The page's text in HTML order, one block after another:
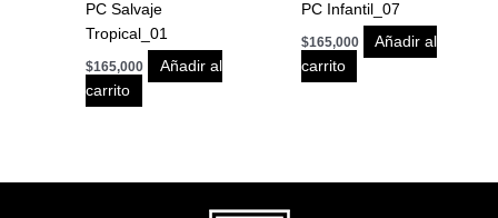
PC Salvaje
Tropical_01
$165,000
Añadir al
carrito
PC Infantil_07
$165,000
Añadir al
carrito